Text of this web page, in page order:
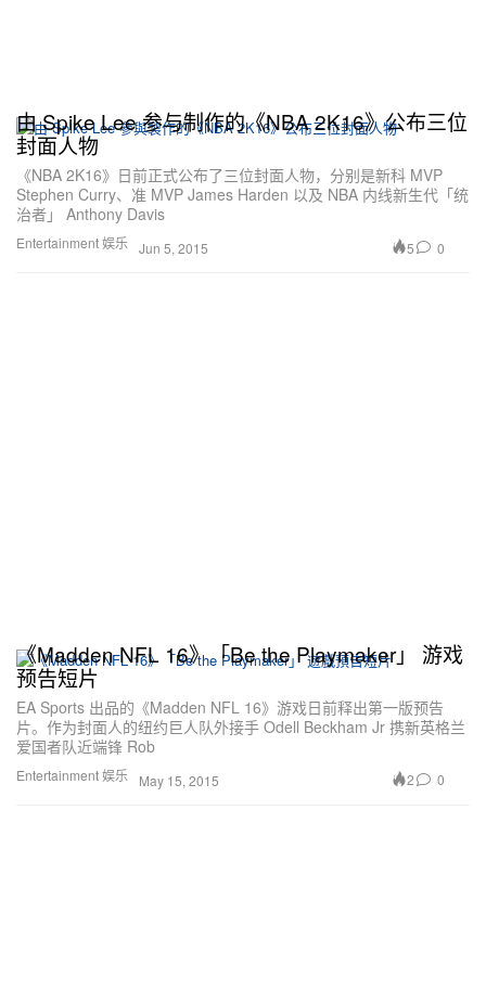
Entertainment 娱乐
由 Spike Lee 参与制作的《NBA 2K16》公布三位
封面人物
《NBA 2K16》日前正式公布了三位封面人物，分别是新科 MVP
Stephen Curry、准 MVP James Harden 以及 NBA 内线新生代「统
治者」 Anthony Davis
Jun 5, 2015 5 0
Entertainment 娱乐
《Madden NFL 16》「Be the Playmaker」 游戏
预告短片
EA Sports 出品的《Madden NFL 16》游戏日前释出第一版预告
片。作为封面人的纽约巨人队外接手 Odell Beckham Jr 携新英格兰
爱国者队近端锋 Rob
May 15, 2015 2 0